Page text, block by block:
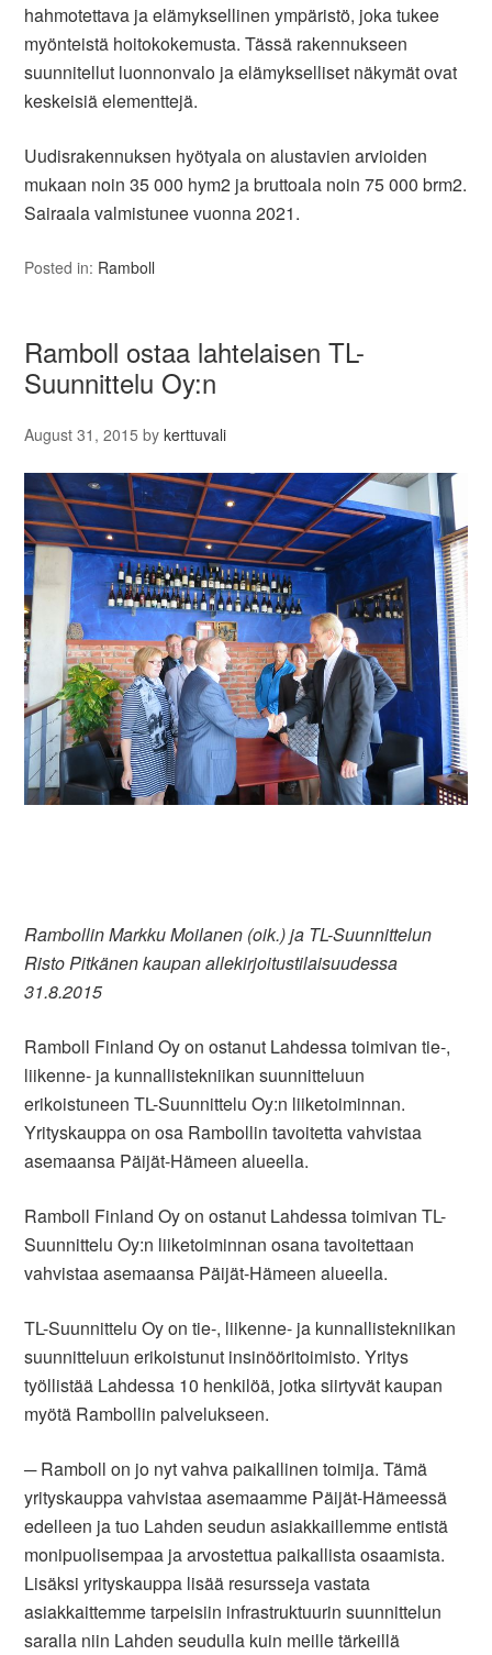
hahmotettava ja elämyksellinen ympäristö, joka tukee
myönteistä hoitokokemusta. Tässä rakennukseen
suunnitellut luonnonvalo ja elämykselliset näkymät ovat
keskeisiä elementtejä.
Uudisrakennuksen hyötyala on alustavien arvioiden
mukaan noin 35 000 hym2 ja bruttoala noin 75 000 brm2.
Sairaala valmistunee vuonna 2021.
Posted in: Ramboll
Ramboll ostaa lahtelaisen TL-
Suunnittelu Oy:n
August 31, 2015 bykerttuvali
Rambollin Markku Moilanen (oik.) ja TL-Suunnittelun
Risto Pitkänen kaupan allekirjoitustilaisuudessa
31.8.2015
Ramboll Finland Oy on ostanut Lahdessa toimivan tie-,
liikenne- ja kunnallistekniikan suunnitteluun
erikoistuneen TL-Suunnittelu Oy:n liiketoiminnan.
Yrityskauppa on osa Rambollin tavoitetta vahvistaa
asemaansa Päijät-Hämeen alueella.
Ramboll Finland Oy on ostanut Lahdessa toimivan TL-
Suunnittelu Oy:n liiketoiminnan osana tavoitettaan
vahvistaa asemaansa Päijät-Hämeen alueella.
TL-Suunnittelu Oy on tie-, liikenne- ja kunnallistekniikan
suunnitteluun erikoistunut insinööritoimisto. Yritys
työllistää Lahdessa 10 henkilöä, jotka siirtyvät kaupan
myötä Rambollin palvelukseen.
─ Ramboll on jo nyt vahva paikallinen toimija. Tämä
yrityskauppa vahvistaa asemaamme Päijät-Hämeessä
edelleen ja tuo Lahden seudun asiakkaillemme entistä
monipuolisempaa ja arvostettua paikallista osaamista.
Lisäksi yrityskauppa lisää resursseja vastata
asiakkaittemme tarpeisiin infrastruktuurin suunnittelun
saralla niin Lahden seudulla kuin meille tärkeillä